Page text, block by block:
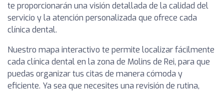
te proporcionarán una visión detallada de la calidad del
servicio y la atención personalizada que ofrece cada
clínica dental.
Nuestro mapa interactivo te permite localizar fácilmente
cada clínica dental en la zona de Molins de Rei, para que
puedas organizar tus citas de manera cómoda y
eficiente. Ya sea que necesites una revisión de rutina,